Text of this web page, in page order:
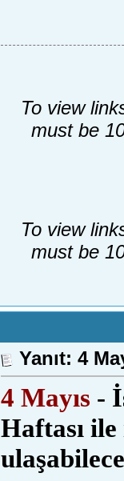
To view
must be
To view
must be
Yanıt: 4
4 Mayıs -
Haftası